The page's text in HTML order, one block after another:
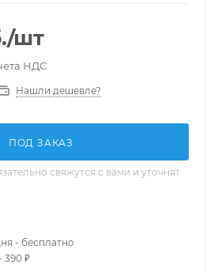
/шт
НДС
Нашли дешевле?
ПОД ЗАКАЗ
свяжутся с вами и уточнят
- бесплатно
390 ₽